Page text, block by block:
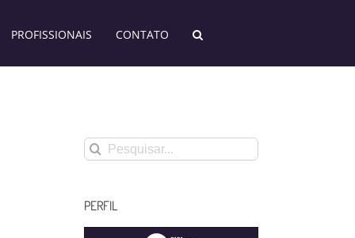
PROFISSIONAIS CONTATO
Buscar
resultados
PERFIL